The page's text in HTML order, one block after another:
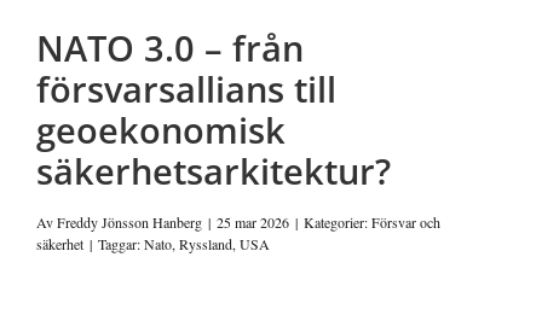
NATO 3.0 – från
försvarsallians till
geoekonomisk
säkerhetsarkitektur?
AvFreddy Jönsson Hanberg | 25 mar 2026 | Kategorier:Försvar och
säkerhet | Taggar:Nato, Ryssland, USA